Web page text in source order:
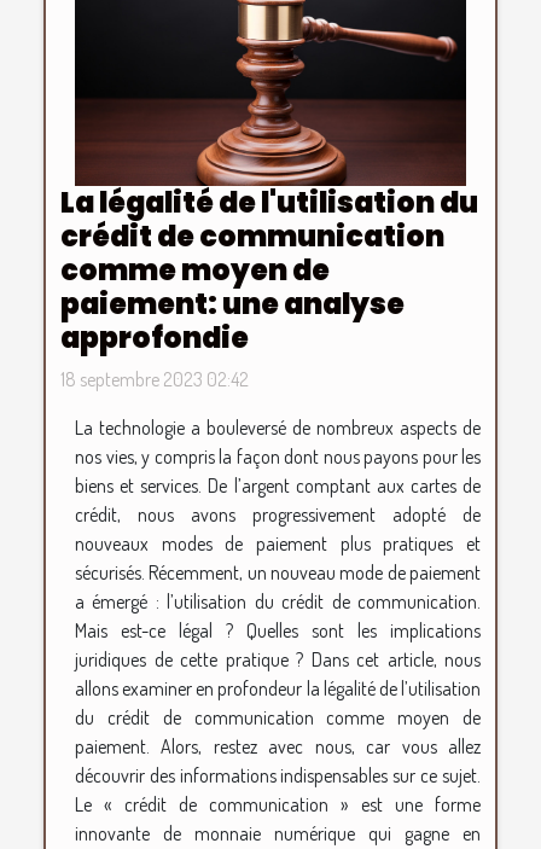
La légalité de l'utilisation du
crédit de communication
comme moyen de
paiement: une analyse
approfondie
18 septembre 2023 02:42
La technologie a bouleversé de nombreux aspects de
nos vies, y compris la façon dont nous payons pour les
biens et services. De l’argent comptant aux cartes de
crédit, nous avons progressivement adopté de
nouveaux modes de paiement plus pratiques et
sécurisés. Récemment, un nouveau mode de paiement
a émergé : l’utilisation du crédit de communication.
Mais est-ce légal ? Quelles sont les implications
juridiques de cette pratique ? Dans cet article, nous
allons examiner en profondeur la légalité de l’utilisation
du crédit de communication comme moyen de
paiement. Alors, restez avec nous, car vous allez
découvrir des informations indispensables sur ce sujet.
Le « crédit de communication » est une forme
innovante de monnaie numérique qui gagne en